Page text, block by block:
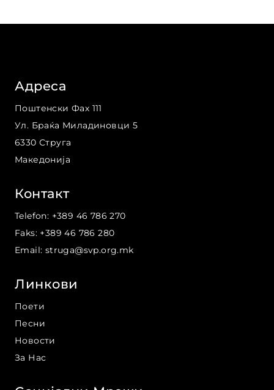
Адреса
Поштенски Фах 111
Ул. Браќа Миладиновци 5
6330 Струга
Македонија
Контакт
Telefon: +389 46 786 270
Faks: +389 46 786 280
Email: struga@svp.org.mk
Линкови
Поети
Песни
Новости
За Нас